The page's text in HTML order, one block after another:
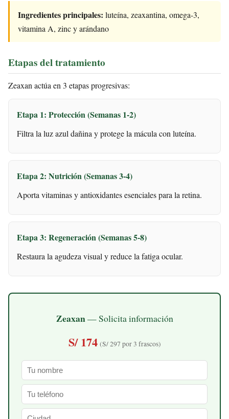
Ingredientes principales: luteína, zeaxantina, omega-3,
vitamina A, zinc y arándano
Etapas del tratamiento
Zeaxan actúa en 3 etapas progresivas:
Etapa 1: Protección (Semanas 1-2)
Filtra la luz azul dañina y protege la mácula con luteína.
Etapa 2: Nutrición (Semanas 3-4)
Aporta vitaminas y antioxidantes esenciales para la retina.
Etapa 3: Regeneración (Semanas 5-8)
Restaura la agudeza visual y reduce la fatiga ocular.
Zeaxan— Solicita información
S/ 174 (S/ 297 por 3 frascos)